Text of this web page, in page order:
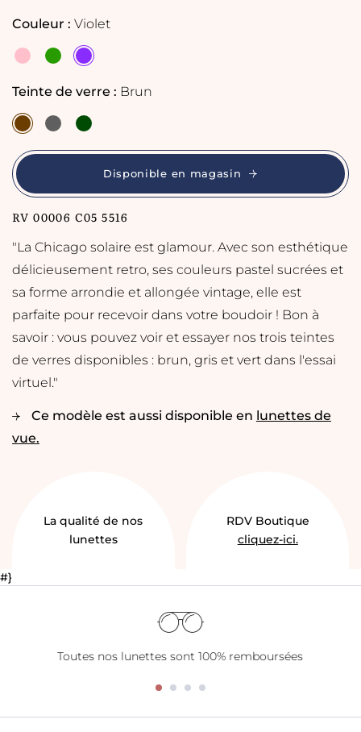
RV 00006 C05 5516
"La Chicago solaire est glamour. Avec son esthétique
délicieusement retro, ses couleurs pastel sucrées et
sa forme arrondie et allongée vintage, elle est
parfaite pour recevoir dans votre boudoir ! Bon à
savoir : vous pouvez voir et essayer nos trois teintes
de verres disponibles : brun, gris et vert dans l'essai
virtuel."
Ce modèle est aussi disponible en lunettes de
vue.
Couleur : Violet
Teinte de verre : Brun
Disponible en magasin
La qualité de nos
lunettes
RDV Boutique
cliquez-ici.
#}
Toutes nos lunettes sont 100% remboursées